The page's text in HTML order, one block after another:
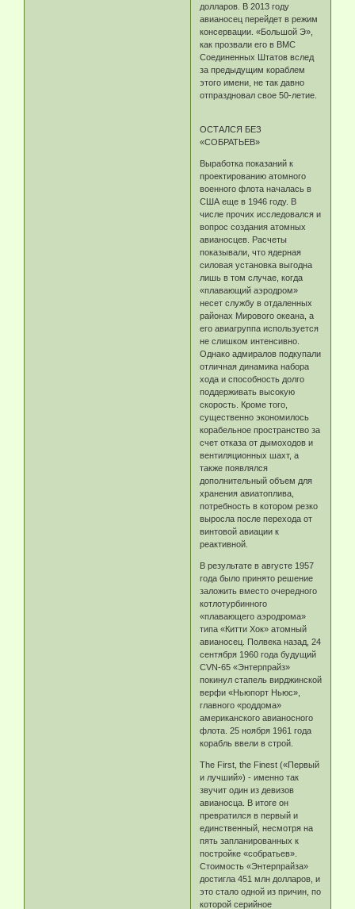
долларов. В 2013 году
авианосец перейдет в режим
консервации. «Большой Э»,
как прозвали его в ВМС
Соединенных Штатов вслед
за предыдущим кораблем
этого имени, не так давно
отпраздновал свое 50-летие.
ОСТАЛСЯ БЕЗ
«СОБРАТЬЕВ»
Выработка показаний к
проектированию атомного
военного флота началась в
США еще в 1946 году. В
числе прочих исследовался и
вопрос создания атомных
авианосцев. Расчеты
показывали, что ядерная
силовая установка выгодна
лишь в том случае, когда
«плавающий аэродром»
несет службу в отдаленных
районах Мирового океана, а
его авиагруппа используется
не слишком интенсивно.
Однако адмиралов подкупали
отличная динамика набора
хода и способность долго
поддерживать высокую
скорость. Кроме того,
существенно экономилось
корабельное пространство за
счет отказа от дымоходов и
вентиляционных шахт, а
также появлялся
дополнительный объем для
хранения авиатоплива,
потребность в котором резко
выросла после перехода от
винтовой авиации к
реактивной.
В результате в августе 1957
года было принято решение
заложить вместо очередного
котлотурбинного
«плавающего аэродрома»
типа «Китти Хок» атомный
авианосец. Полвека назад, 24
сентября 1960 года будущий
CVN-65 «Энтерпрайз»
покинул стапель вирджинской
верфи «Ньюпорт Ньюс»,
главного «роддома»
американского авианосного
флота. 25 ноября 1961 года
корабль ввели в строй.
The First, the Finest («Первый
и лучший») - именно так
звучит один из девизов
авианосца. В итоге он
превратился в первый и
единственный, несмотря на
пять запланированных к
постройке «собратьев».
Стоимость «Энтерпрайза»
достигла 451 млн долларов, и
это стало одной из причин, по
которой серийное